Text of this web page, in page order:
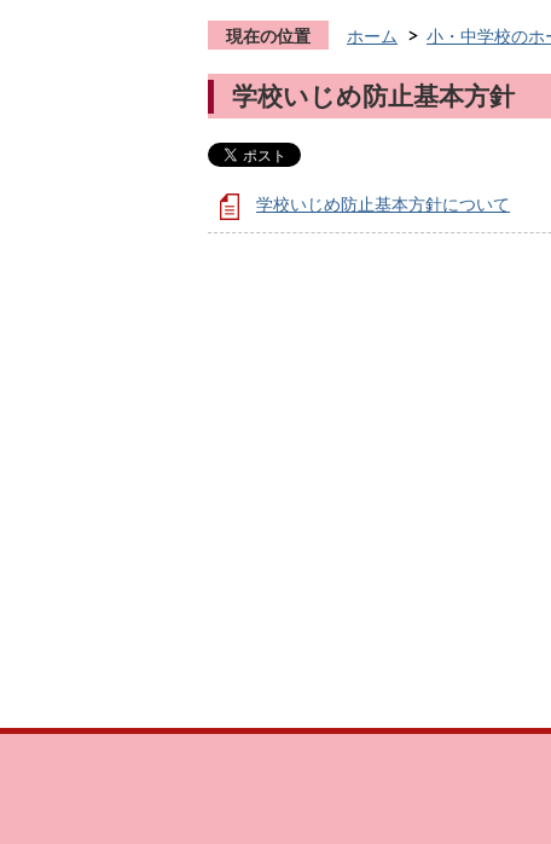
現在の位置 ホーム 小・中学校のホ
学校いじめ防止基本方針
学校いじめ防止基本方針について